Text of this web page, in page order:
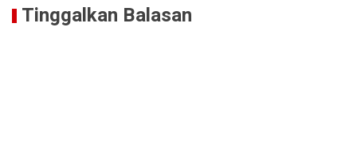
Tinggalkan Balasan